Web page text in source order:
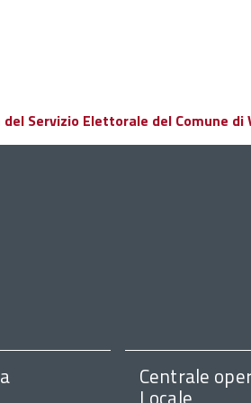
Servizio Elettorale del Comune di
Centrale